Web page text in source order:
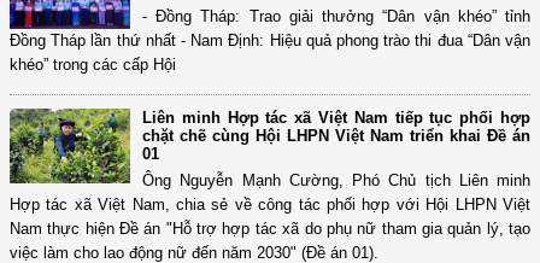
- Đồng Tháp: Trao giải thưởng “Dân vận khéo” tỉnh
Đồng Tháp lần thứ nhất - Nam Định: Hiệu quả phong trào thi đua “Dân vận
khéo” trong các cấp Hội
Liên minh Hợp tác xã Việt Nam tiếp tục phối hợp
chặt chẽ cùng Hội LHPN Việt Nam triển khai Đề án
01
Ông Nguyễn Mạnh Cường, Phó Chủ tịch Liên minh
Hợp tác xã Việt Nam, chia sẻ về công tác phối hợp với Hội LHPN Việt
Nam thực hiện Đề án "Hỗ trợ hợp tác xã do phụ nữ tham gia quản lý, tạo
việc làm cho lao động nữ đến năm 2030" (Đề án 01).